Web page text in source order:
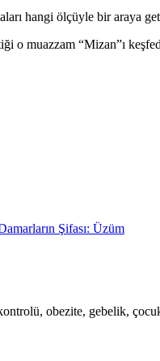
hangi ölçüyle bir araya
o muazzam “Mizan”ı
Şifası: Üzüm
obezite, gebelik,